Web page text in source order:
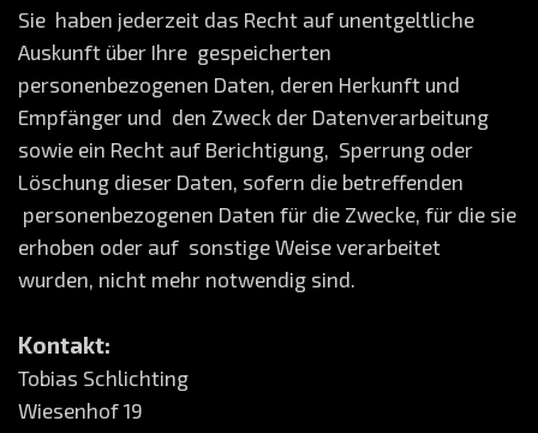
Sie haben jederzeit das Recht auf unentgeltliche
Auskunft über Ihre gespeicherten
personenbezogenen Daten, deren Herkunft und
Empfänger und den Zweck der Datenverarbeitung
sowie ein Recht auf Berichtigung, Sperrung oder
Löschung dieser Daten, sofern die betreffenden
personenbezogenen Daten für die Zwecke, für die sie
erhoben oder auf sonstige Weise verarbeitet
wurden, nicht mehr notwendig sind.
Kontakt:
Tobias Schlichting
Wiesenhof 19